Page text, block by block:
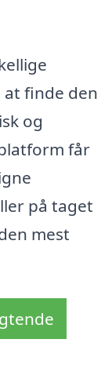
finde den
og
får
på taget
mest